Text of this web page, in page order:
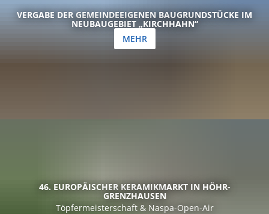
VERGABE DER GEMEINDEEIGENEN BAUGRUNDSTÜCKE IM
NEUBAUGEBIET „KIRCHHAHN“
MEHR
46. EUROPÄISCHER KERAMIKMARKT IN HÖHR-
GRENZHAUSEN
Töpfermeisterschaft & Naspa-Open-Air